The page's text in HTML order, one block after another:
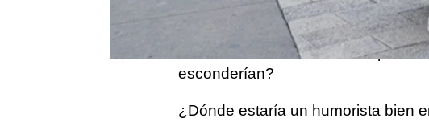
hacerse fotos y participar.
Pero, antes, se escondieron por la
esconderían?
¿Dónde estaría un humorista bien